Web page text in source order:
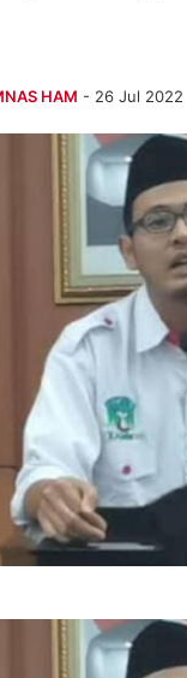
HAM - 26 Jul 2022